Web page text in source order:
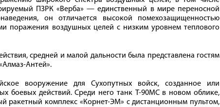
ПЗРК «Верба» — единственный в мире переносной
он отличается высокой помехозащищенностью
поражения воздушных целей с низким уровнем теплового
средней и малой дальности была представлена гостям
Антей».
вооружение для Сухопутных войск, созданное или
боевых действий. Среди него танк Т-90МС в новом облике,
ракетный комплекс «Корнет-ЭМ» с дистанционным пультом,